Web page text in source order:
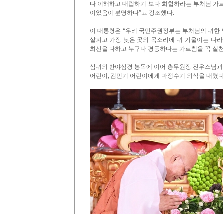
다 이해하고 대립하기 보다 화합하라는 부처님 가
이었음이 분명하다”고 강조했다.
이 대통령은 “우리 국민주권정부는 부처님의 귀
살피고 가장 낮은 곳의 목소리에 귀 기울이는 나
최선을 다하고 누구나 평등하다는 가르침을 꼭 실
삼귀의 반야심경 봉독에 이어 총무원장 진우스님
어린이, 김민기 어린이에게 마정수기 의식을 내렸